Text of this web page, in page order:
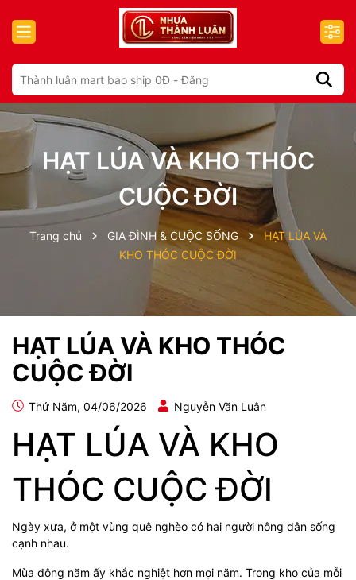
HẠT LÚA VÀ KHO THÓC
CUỘC ĐỜI
Trang chủ GIA ĐÌNH & CUỘC SỐNG
HẠT LÚA VÀ
KHO THÓC CUỘC ĐỜI
HẠT LÚA VÀ KHO THÓC
CUỘC ĐỜI
Thứ Năm, 04/06/2026 Nguyễn Văn Luân
HẠT LÚA VÀ KHO
THÓC CUỘC ĐỜI
Ngày xưa, ở một vùng quê nghèo có hai người nông dân sống
cạnh nhau.
Mùa đông năm ấy khắc nghiệt hơn mọi năm. Trong kho của mỗi